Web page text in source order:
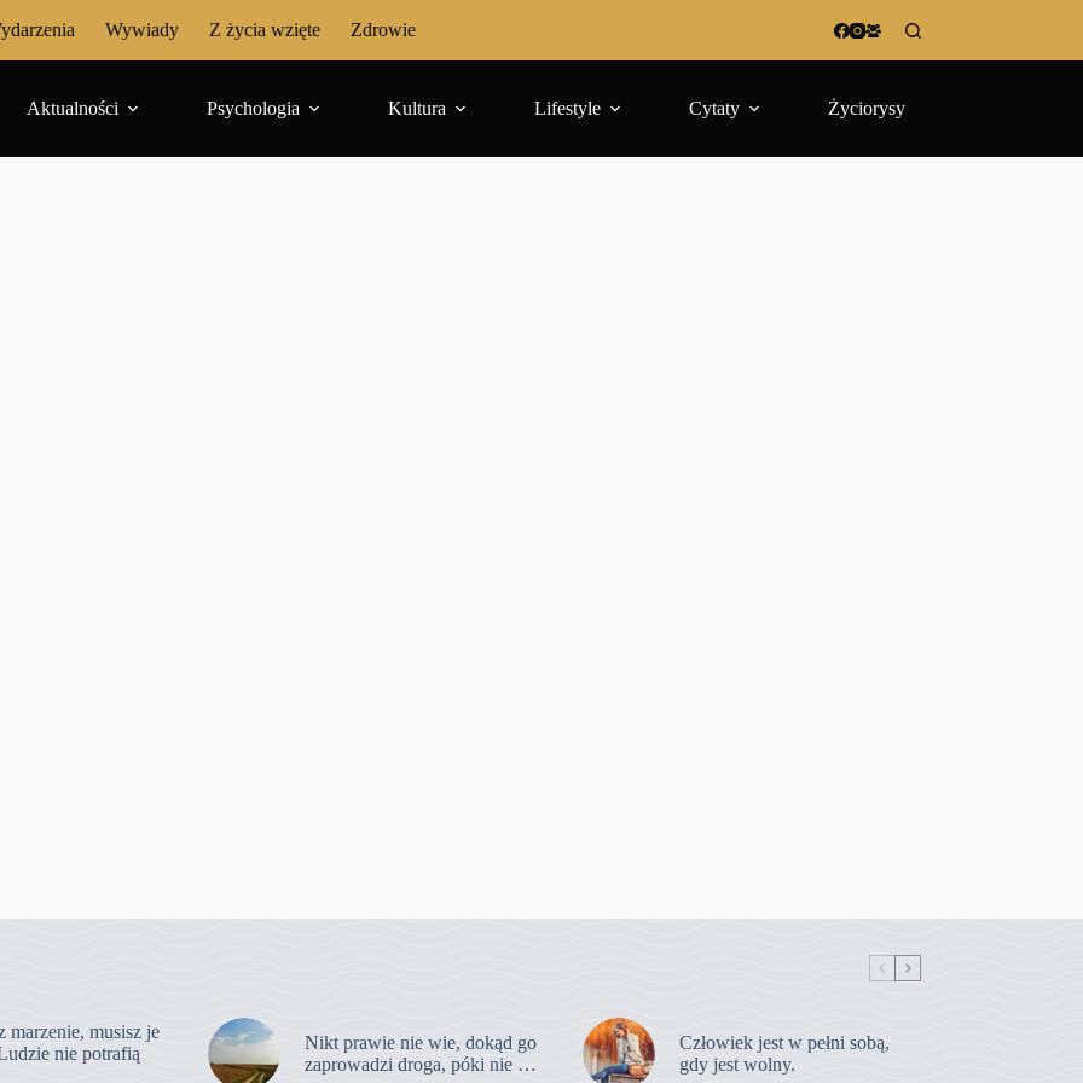
Wywiady Z życia wzięte Zdrowie
Aktualności Psychologia Kultura Lifestyle Cytaty Życiorysy
marzenie, musisz je
nie potrafią
Nikt prawie nie wie, dokąd go
zaprowadzi droga, póki nie …
Człowiek jest w pełni sobą,
gdy jest wolny.